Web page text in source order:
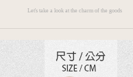
Let's take a look at the charm of the goods